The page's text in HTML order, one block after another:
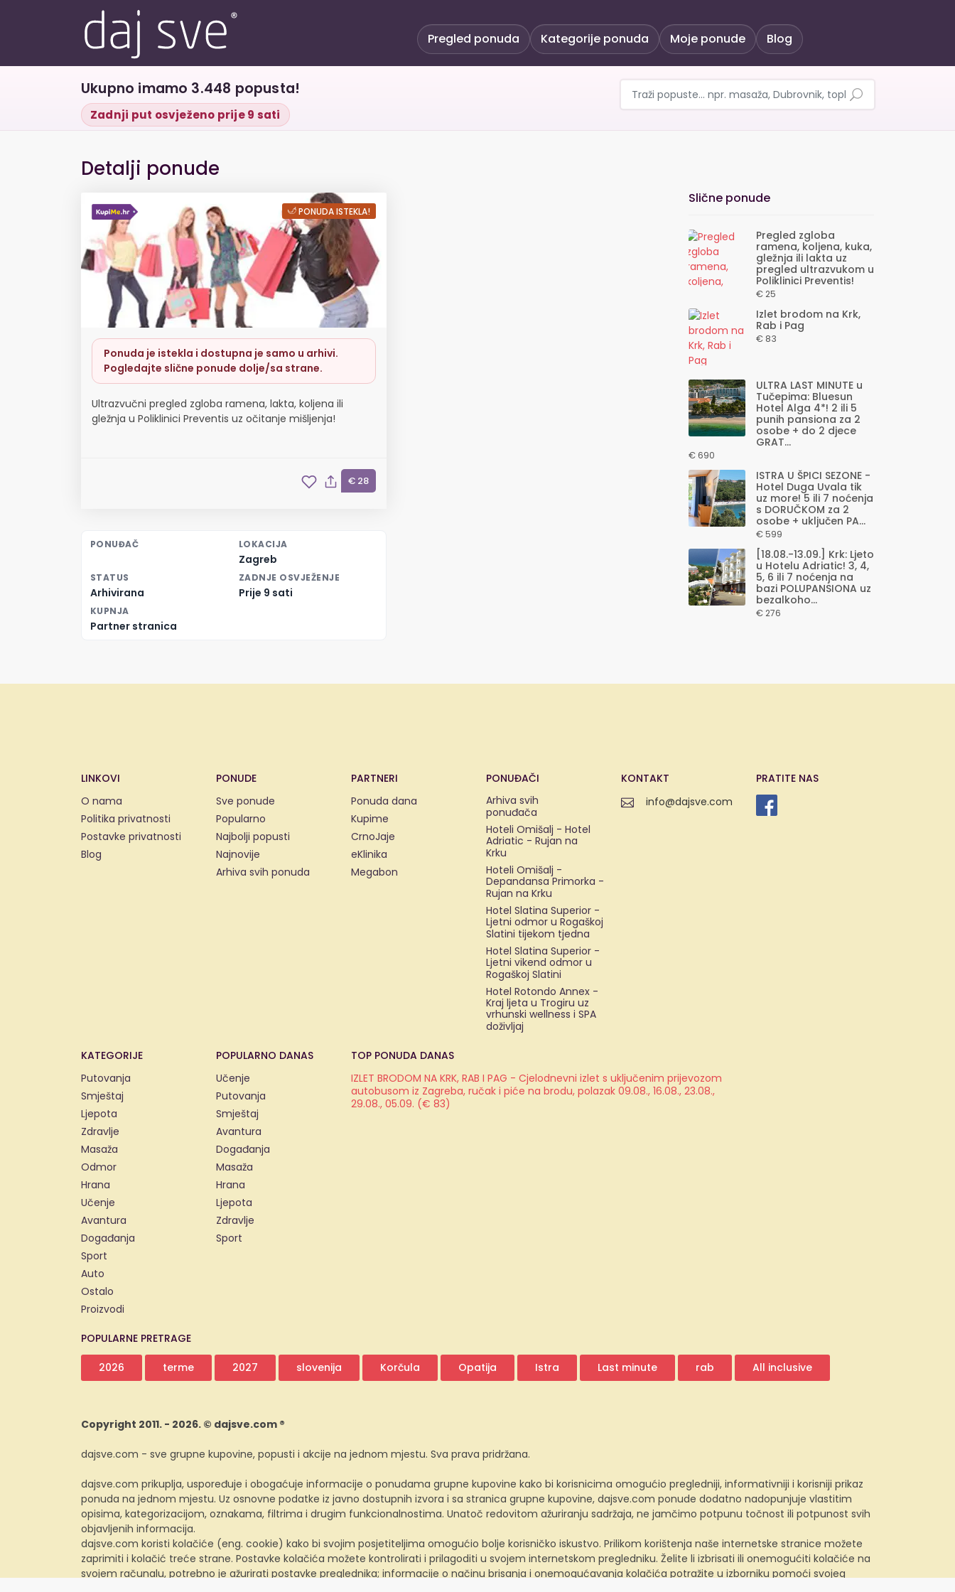
Pregled ponuda Kategorije ponuda Moje ponude Blog
Ukupno imamo 3.448 popusta!
Zadnji put osvježeno prije 9 sati
Detalji ponude
Ultrazvučni pregled zgloba ramena, lakta, koljena ili gležnja
PONUDA ISTEKLA!
Ponuda je istekla i dostupna je samo u arhivi.
Pogledajte slične ponude dolje/sa strane.
Ultrazvučni pregled zgloba ramena, lakta, koljena ili
gležnja u Poliklinici Preventis uz očitanje mišljenja!
€ 28
PONUĐAČ LOKACIJA
Zagreb
STATUS
Arhivirana
ZADNJE OSVJEŽENJE
Prije 9 sati
KUPNJA
Partner stranica
Slične ponude
Pregled zgloba
ramena, koljena, kuka,
gležnja ili lakta uz
pregled ultrazvukom u
Poliklinici Preventis!
€ 25
Izlet brodom na Krk,
Rab i Pag
€ 83
ULTRA LAST MINUTE u
Tučepima: Bluesun
Hotel Alga 4*! 2 ili 5
punih pansiona za 2
osobe + do 2 djece
GRAT...
€ 690
ISTRA U ŠPICI SEZONE -
Hotel Duga Uvala tik
uz more! 5 ili 7 noćenja
s DORUČKOM za 2
osobe + uključen PA...
€ 599
[18.08.-13.09.] Krk: Ljeto
u Hotelu Adriatic! 3, 4,
5, 6 ili 7 noćenja na
bazi POLUPANSIONA uz
bezalkoho...
€ 276
LINKOVI
O nama
Politika privatnosti
Postavke privatnosti
Blog
PONUDE
Sve ponude
Popularno
Najbolji popusti
Najnovije
Arhiva svih ponuda
PARTNERI
Ponuda dana
Kupime
CrnoJaje
eKlinika
Megabon
PONUĐAČI
Arhiva svih
ponuđača
Hoteli Omišalj - Hotel
Adriatic - Rujan na
Krku
Hoteli Omišalj -
Depandansa Primorka -
Rujan na Krku
Hotel Slatina Superior -
Ljetni odmor u Rogaškoj
Slatini tijekom tjedna
Hotel Slatina Superior -
Ljetni vikend odmor u
Rogaškoj Slatini
Hotel Rotondo Annex -
Kraj ljeta u Trogiru uz
vrhunski wellness i SPA
doživljaj
KONTAKT
info@dajsve.com
PRATITE NAS
KATEGORIJE
Putovanja
Smještaj
Ljepota
Zdravlje
Masaža
Odmor
Hrana
Učenje
Avantura
Događanja
Sport
Auto
Ostalo
Proizvodi
POPULARNO DANAS
Učenje
Putovanja
Smještaj
Avantura
Događanja
Masaža
Hrana
Ljepota
Zdravlje
Sport
TOP PONUDA DANAS
IZLET BRODOM NA KRK, RAB I PAG - Cjelodnevni izlet s uključenim prijevozom
autobusom iz Zagreba, ručak i piće na brodu, polazak 09.08., 16.08., 23.08.,
29.08., 05.09. (€ 83)
POPULARNE PRETRAGE
2026 terme 2027 slovenija Korčula Opatija Istra Last minute rab All inclusive
Copyright 2011. - 2026. © dajsve.com ®
dajsve.com - sve grupne kupovine, popusti i akcije na jednom mjestu. Sva prava pridržana.
dajsve.com prikuplja, uspoređuje i obogaćuje informacije o ponudama grupne kupovine kako bi korisnicima omogućio pregledniji, informativniji i korisniji prikaz
ponuda na jednom mjestu. Uz osnovne podatke iz javno dostupnih izvora i sa stranica grupne kupovine, dajsve.com ponude dodatno nadopunjuje vlastitim
opisima, kategorizacijom, oznakama, filtrima i drugim funkcionalnostima. Unatoč redovitom ažuriranju sadržaja, ne jamčimo potpunu točnost ili potpunost svih
objavljenih informacija.
dajsve.com koristi kolačiće (eng. cookie) kako bi svojim posjetiteljima omogućio bolje korisničko iskustvo. Prilikom korištenja naše internetske stranice možete
zaprimiti i kolačić treće strane. Postavke kolačića možete kontrolirati i prilagoditi u svojem internetskom pregledniku. Želite li izbrisati ili onemogućiti kolačiće na
svojem računalu, potrebno je ažurirati postavke preglednika; informacije o načinu brisanja i onemogućavanja kolačića potražite u izborniku pomoći svojeg